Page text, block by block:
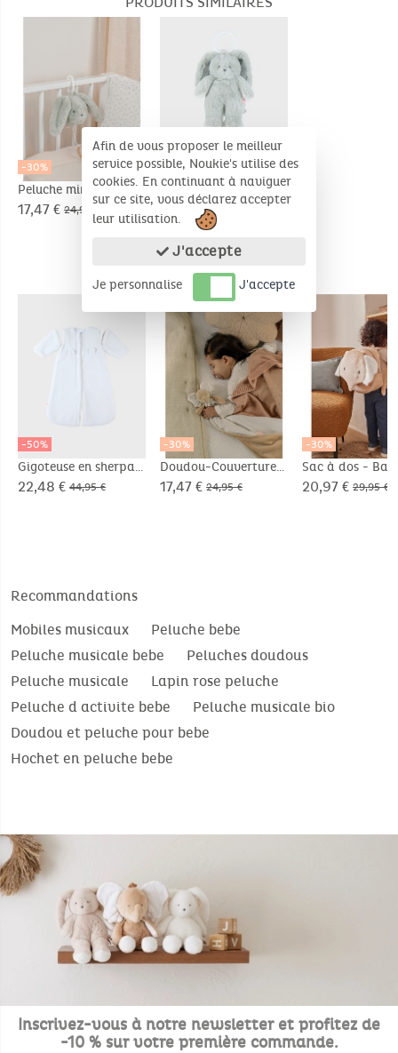
-30%
Peluche mini-
musicale 20cm -
17,47 € 24,95 €
-30%
Peluche mini-
musicale 20cm -
Verdi
17,47 € 24,95 €
PRODUITS COMPLÉMENTAIRES
-50%
Gigoteuse en sherpa,
70cm
22,48 € 44,95 €
-30%
Doudou-Couverture
Nomade 50x50cm -
17,47 € 24,95 €
-30%
Sac à dos - Bali
20,97 € 29,95 €
Recommandations
Mobiles musicaux
Peluche bebe
Peluche musicale bebe
Peluches doudous
Peluche musicale
Lapin rose peluche
Peluche d activite bebe
Peluche musicale bio
Doudou et peluche pour bebe
Hochet en peluche bebe
Inscrivez-vous à notre newsletter et profitez de
-10 % sur votre première commande.
Afin de vous proposer le meilleur
service possible, Noukie's utilise des
cookies. En continuant à naviguer
sur ce site, vous déclarez accepter
leur utilisation.
J'accepte
Je personnalise J'accepte